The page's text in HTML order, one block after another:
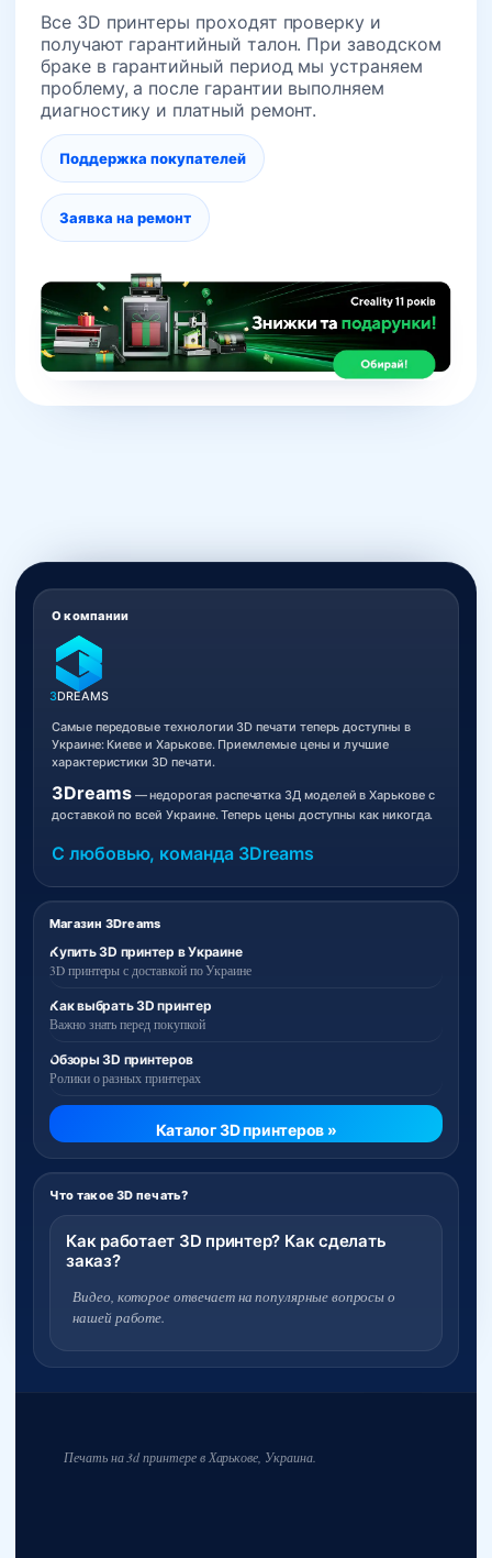
Все 3D принтеры проходят проверку и
получают гарантийный талон. При заводском
браке в гарантийный период мы устраняем
проблему, а после гарантии выполняем
диагностику и платный ремонт.
Поддержка покупателей
Заявка на ремонт
Магазин 3Dreams
Купить 3D принтер в Украине
3D принтеры с доставкой по Украине
Как выбрать 3D принтер
Важно знать перед покупкой
Обзоры 3D принтеров
Ролики о разных принтерах
Каталог 3D принтеров »
Что такое 3D печать?
Как работает 3D принтер? Как сделать
заказ?
Видео, которое отвечает на популярные вопросы о
нашей работе.
О компании
3DREAMS
Самые передовые технологии 3D печати теперь доступны в
Украине: Киеве и Харькове. Приемлемые цены и лучшие
характеристики 3D печати.
3Dreams— недорогая распечатка 3Д моделей в Харькове с
доставкой по всей Украине. Теперь цены доступны как никогда.
С любовью, команда 3Dreams
Печать на 3d принтере в Харькове, Украина.